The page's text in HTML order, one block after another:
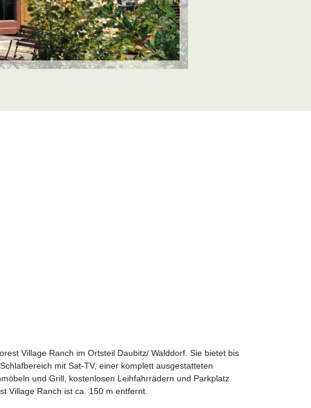
Village Ranch im Ortsteil Daubitz/ Walddorf. Sie bietet bis
mit Sat-TV, einer komplett ausgestatteten
und Grill, kostenlosen Leihfahrrädern und Parkplatz
Village Ranch ist ca. 150 m entfernt.